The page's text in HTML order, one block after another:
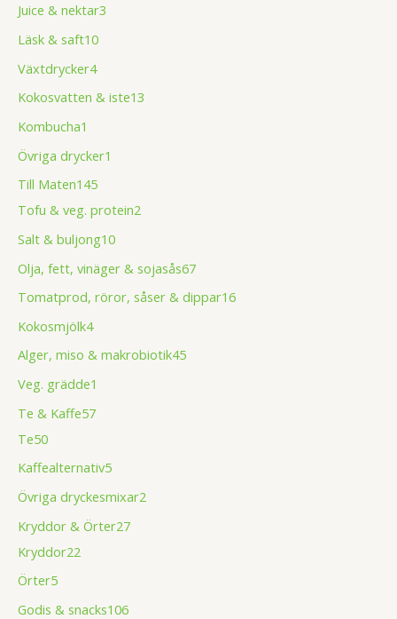
Juice & nektar3
Läsk & saft10
Växtdrycker4
Kokosvatten & iste13
Kombucha1
Övriga drycker1
Till Maten145
Tofu & veg. protein2
Salt & buljong10
Olja, fett, vinäger & sojasås67
Tomatprod, röror, såser & dippar16
Kokosmjölk4
Alger, miso & makrobiotik45
Veg. grädde1
Te & Kaffe57
Te50
Kaffealternativ5
Övriga dryckesmixar2
Kryddor & Örter27
Kryddor22
Örter5
Godis & snacks106